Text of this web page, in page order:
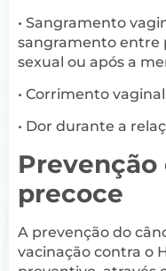
• Sangramento
sangramento entre
sexual ou após a
• Corrimento
• Dor durante a
precoce
A prevenção do
vacinação contra o